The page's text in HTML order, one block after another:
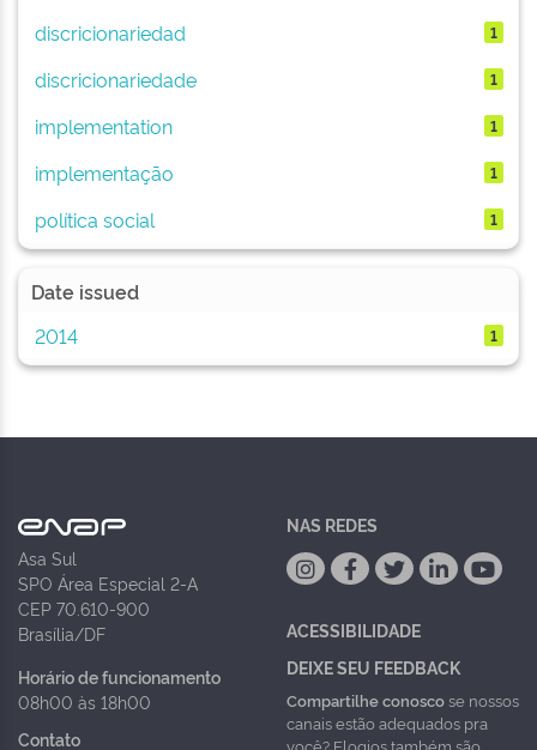
discricionariedad 1
discricionariedade 1
implementation 1
implementação 1
política social 1
Date issued
2014
1
Asa Sul
SPO Área Especial 2-A
CEP 70.610-900
Brasília/DF
Horário de funcionamento
08h00 às 18h00
Contato
NAS REDES
ACESSIBILIDADE
DEIXE SEU FEEDBACK
Compartilhe conoscose nossos
canais estão adequados pra
você? Elogios também são